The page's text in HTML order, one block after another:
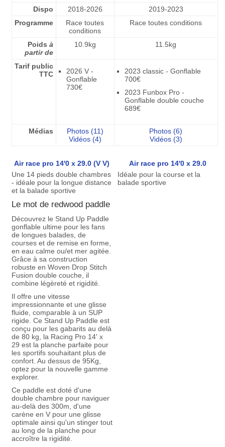
Dispo 2018-2026
2019-2023
Programme
Race toutes
conditions
Race toutes conditions
Poids à
partir de
10.9kg 11.5kg
Tarif public
TTC
2026 V -
Gonflable
730€
2023 classic - Gonflable
700€
2023 Funbox Pro -
Gonflable double couche
689€
Médias
Photos (11)
Vidéos (4)
Photos (6)
Vidéos (3)
Air race pro 14'0 x 29.0 (V V)
Air race pro 14'0 x 29.0
Une 14 pieds double chambres
- idéale pour la longue distance
et la balade sportive
Le mot de redwood paddle
Découvrez le Stand Up Paddle
gonflable ultime pour les fans
de longues balades, de
courses et de remise en forme,
en eau calme ou/et mer agitée.
Grâce à sa construction
robuste en Woven Drop Stitch
Fusion double couche, il
combine légèreté et rigidité.
Il offre une vitesse
impressionnante et une glisse
fluide, comparable à un SUP
rigide. Ce Stand Up Paddle est
conçu pour les gabarits au delà
de 80 kg, la Racing Pro 14' x
29 est la planche parfaite pour
les sportifs souhaitant plus de
confort. Au dessus de 95Kg,
optez pour la nouvelle gamme
explorer.
Ce paddle est doté d'une
double chambre pour naviguer
au-delà des 300m, d'une
carène en V pour une glisse
optimale ainsi qu'un stinger tout
au long de la planche pour
accroître la rigidité.
Idéale pour la course et la
balade sportive